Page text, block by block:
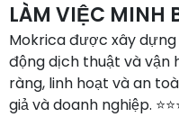
LÀM VIỆC MINH
Mokrica được xây
động dịch thuật và vận
ràng, linh hoạt và an
giả và doanh nghiệp.